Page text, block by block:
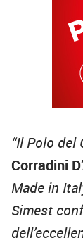
“Il Polo del
Corradini
Made in
Simest